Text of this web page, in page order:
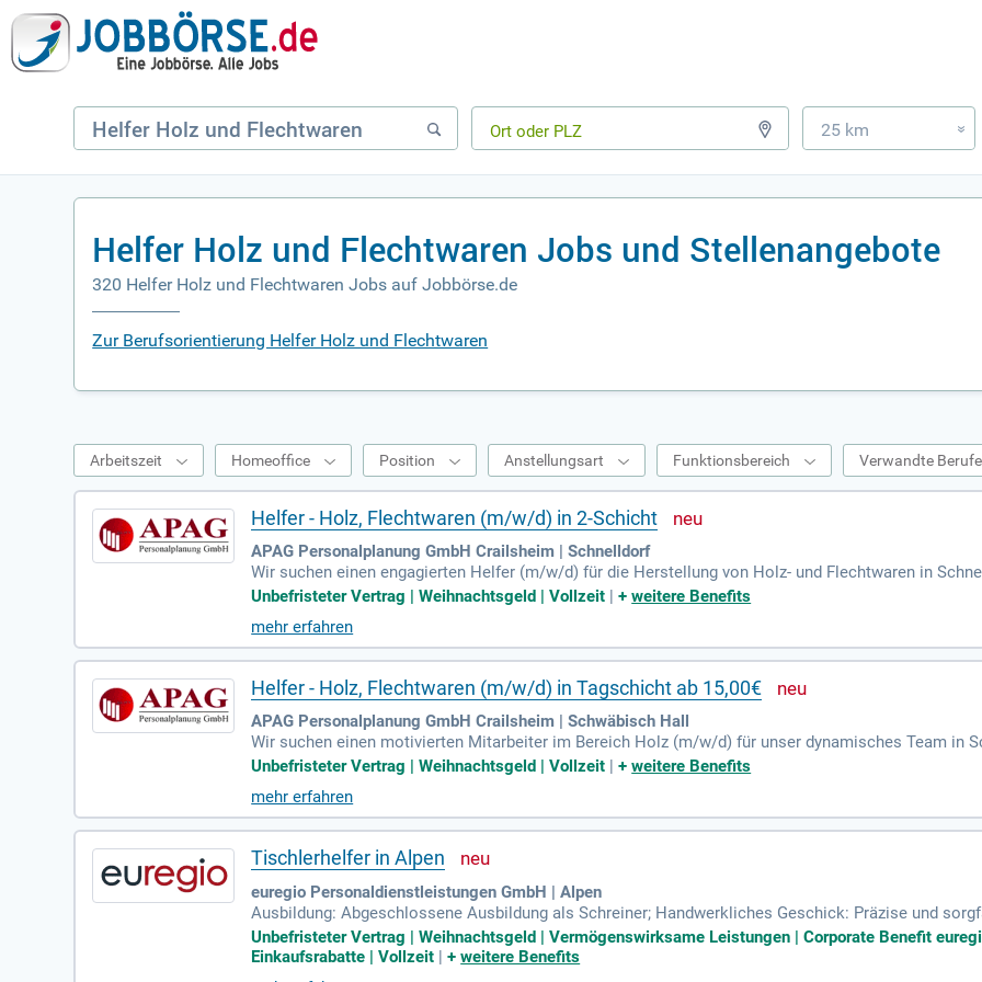
25 km »
Helfer Holz und Flechtwaren Jobs und Stellenangebote
320 Helfer Holz und Flechtwaren Jobs auf Jobbörse.de
Zur Berufsorientierung Helfer Holz und Flechtwaren
Arbeitszeit Homeoffice Position Anstellungsart Funktionsbereich Verwandte Berufe
Helfer - Holz, Flechtwaren (m/w/d) in 2-Schicht
APAG Personalplanung GmbH Crailsheim | Schnelldorf
Wir suchen einen engagierten Helfer (m/w/d) für die Herstellung von Holz- und Flechtwaren in
gefragt, insbesondere beim Bedienen und Einrichten von CNC-Maschinen. Wir bieten ein
ernehmen der Holz- und Kunststoffbranche. Ihre Aufgaben umfassen das Bearbeiten von
svorschriften. Voraussetzungen sind Berufserfahrung oder handwerkliches Geschick sowie
von übertariflicher Bezahlung und attraktiven Einsatzzulagen in einem 2-Schicht-System.
Unbefristeter Vertrag | Weihnachtsgeld | Vollzeit |+weitere Benefits
mehr erfahren
Helfer - Holz, Flechtwaren (m/w/d) in Tagschicht ab 15,00€
APAG Personalplanung GmbH Crailsheim | Schwäbisch Hall
Wir suchen einen motivierten Mitarbeiter im Bereich Holz (m/w/d) für unser dynamisches Team in
tützen Sie die Produktion von hochwertigen Holzwaren und bedienen moderne Maschinen.
Wenn Sie Interesse an der Arbeit mit Holz haben und zuverlässig sind, möchten wir Sie
eil eines engagierten Teams in einem wachsenden Unternehmen!
Unbefristeter Vertrag | Weihnachtsgeld | Vollzeit |+weitere Benefits
mehr erfahren
Tischlerhelfer in Alpen
euregio Personaldienstleistungen GmbH | Alpen
Ausbildung: Abgeschlossene Ausbildung als Schreiner; Handwerkliches Geschick: Präzise und
s Denken bei der Umsetzung individueller Kundenwünsche; Teamfähigkeit: Zusammenarbeit im
uf
Unbefristeter Vertrag | Weihnachtsgeld | Vermögenswirksame Leistungen | Corporate Benefit
Einkaufsrabatte | Vollzeit |+weitere Benefits